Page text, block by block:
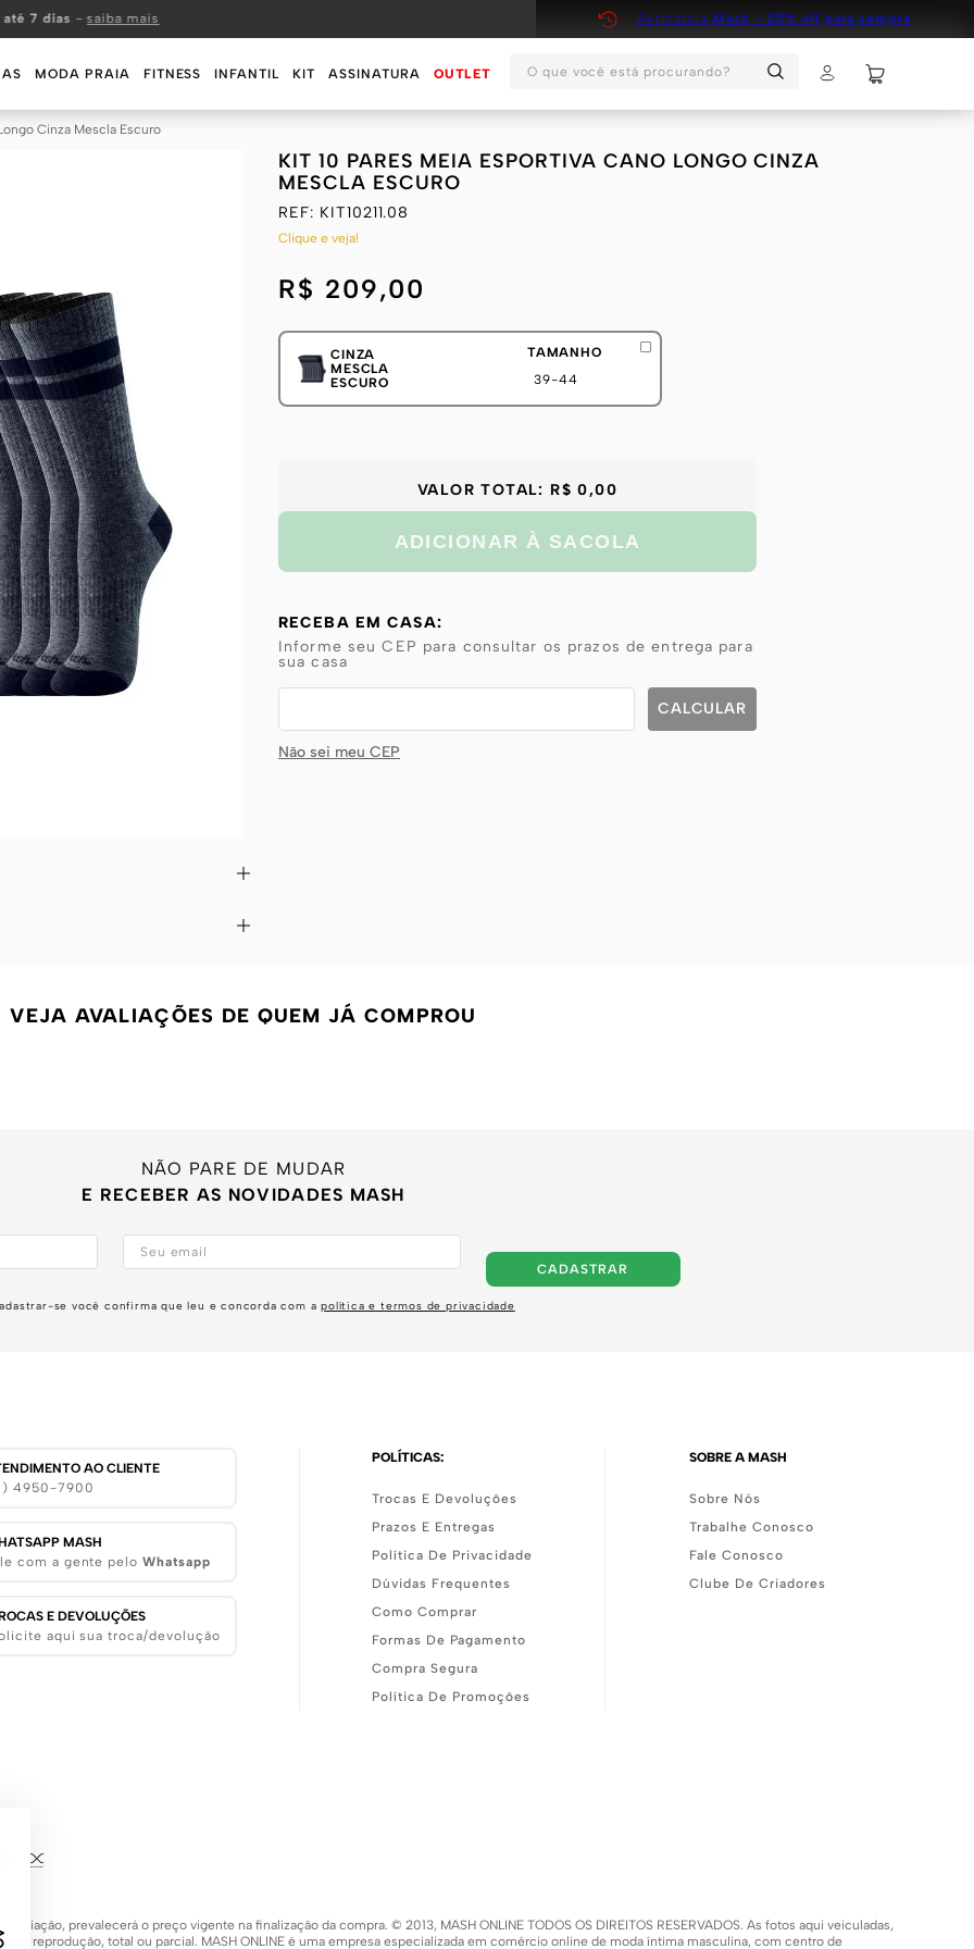
7 dias -saiba mais Assinatura Mash - 20% off para sempre
MODA PRAIA FITNESS INFANTIL KIT ASSINATURA OUTLET
O que você está procurando?
Cinza Mescla Escuro
KIT 10 PARES MEIA ESPORTIVA CANO LONGO CINZA
MESCLA ESCURO
REF: KIT10211.08
Clique e veja!
R$ 209,00
CINZA
MESCLA
ESCURO
TAMANHO
39-44
VALOR TOTAL: R$ 0,00
ADICIONAR À SACOLA
RECEBA EM CASA:
Informe seu CEP para consultar os prazos de entrega para
sua casa
Não sei meu CEP
VEJA AVALIAÇÕES DE QUEM JÁ COMPROU
NÃO PARE DE MUDAR
E RECEBER AS NOVIDADES MASH
CADASTRAR
se você confirma que leu e concorda com apolítica e termos de privacidade
AO CLIENTE
4950-7900
MASH
com a gente peloWhatsapp
E DEVOLUÇÕES
aqui sua troca/devolução
POLÍTICAS:
Trocas E Devoluções
Prazos E Entregas
Política De Privacidade
Dúvidas Frequentes
Como Comprar
Formas De Pagamento
Compra Segura
Política De Promoções
SOBRE A MASH
Sobre Nós
Trabalhe Conosco
Fale Conosco
Clube De Criadores
prevalecerá o preço vigente na finalização da compra. © 2013, MASH ONLINE TODOS OS DIREITOS RESERVADOS. As fotos aqui veiculadas,
sua reprodução, total ou parcial. MASH ONLINE é uma empresa especializada em comércio online de moda íntima masculina, com centro de